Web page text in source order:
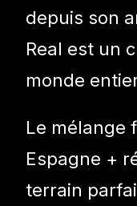
depuis son
Real est un
monde
Le mélange
Espagne +
terrain